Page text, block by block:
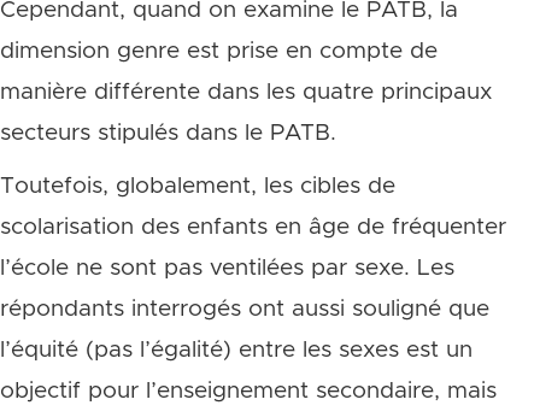
Cependant, quand on examine le PATB, la
dimension genre est prise en compte de
manière différente dans les quatre principaux
secteurs stipulés dans le PATB.
Toutefois, globalement, les cibles de
scolarisation des enfants en âge de fréquenter
l’école ne sont pas ventilées par sexe. Les
répondants interrogés ont aussi souligné que
l’équité (pas l’égalité) entre les sexes est un
objectif pour l’enseignement secondaire, mais